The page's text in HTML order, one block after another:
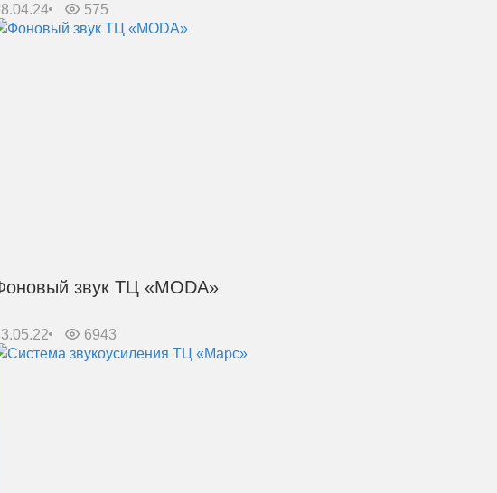
575
звук ТЦ «MODA»
6943